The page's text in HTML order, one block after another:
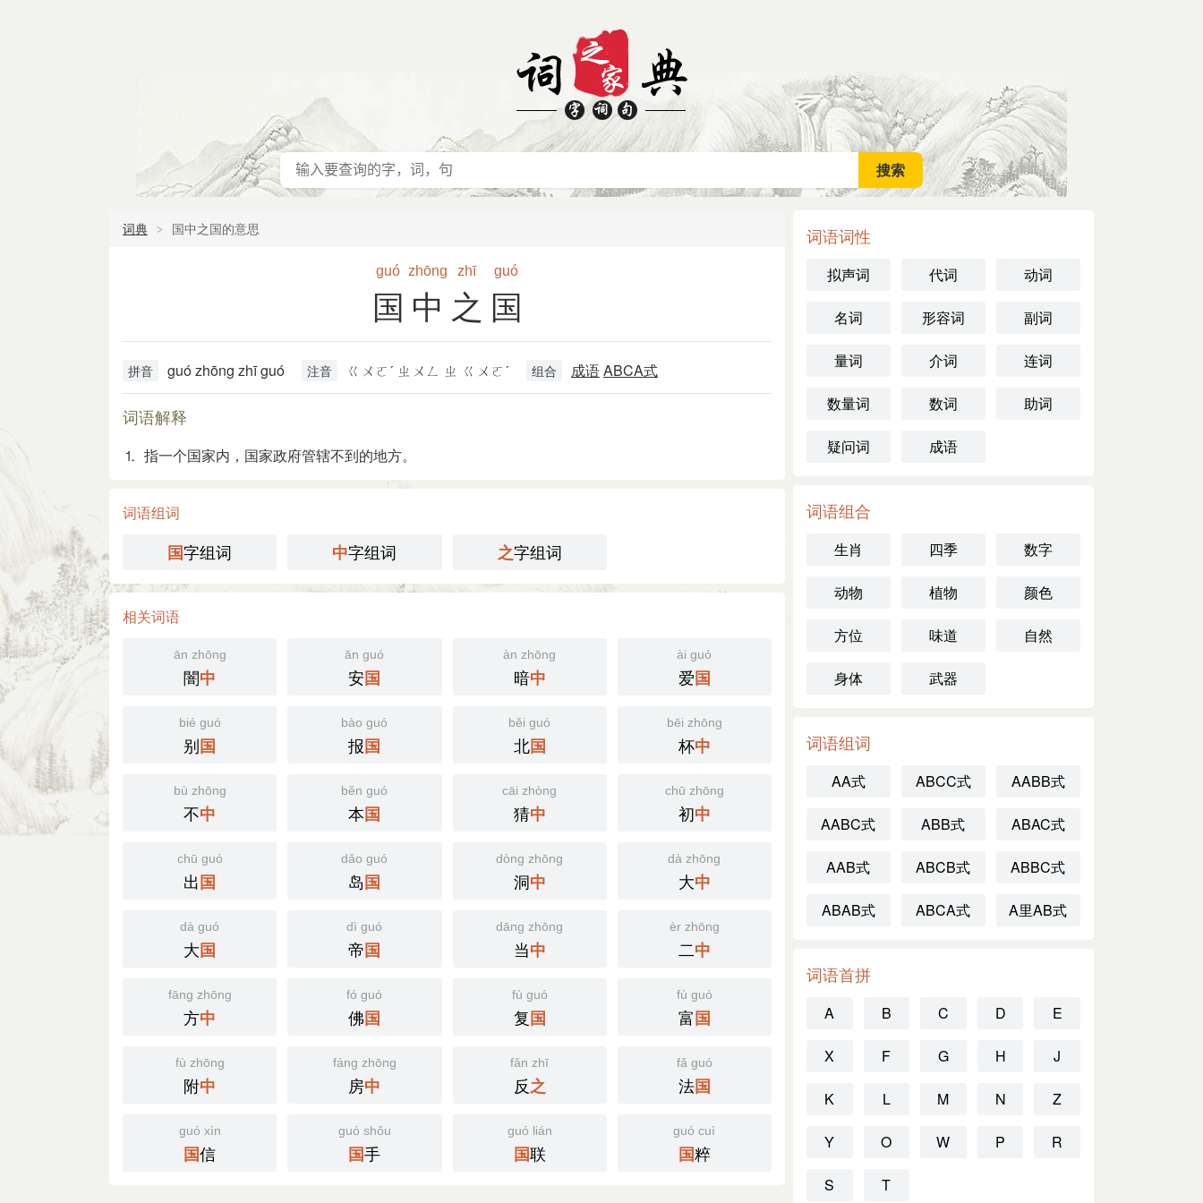
词典 国中之国的意思
guó zhōng zhī guó
国中之国
拼音 guó zhōng zhī guó 注音 ㄍㄨㄛˊ ㄓㄨㄥ ㄓ ㄍㄨㄛˊ 组合 成语ABCA式
词语解释
⒈ 指一个国家内，国家政府管辖不到的地方。
词语组词
国字组词 中字组词 之字组词
相关词语
ān zhōng
闇中
ān guó
安国
àn zhōng
暗中
ài guó
爱国
bié guó
别国
bào guó
报国
běi guó
北国
bēi zhōng
杯中
bù zhōng
不中
běn guó
本国
cāi zhòng
猜中
chū zhōng
初中
chū guó
出国
dǎo guó
岛国
dòng zhōng
洞中
dà zhōng
大中
dà guó
大国
dì guó
帝国
dāng zhōng
当中
èr zhōng
二中
fāng zhōng
方中
fó guó
佛国
fù guó
复国
fù guó
富国
fù zhōng
附中
fáng zhōng
房中
fǎn zhī
反之
fǎ guó
法国
guó xìn
国信
guó shǒu
国手
guó lián
国联
guó cuì
国粹
词语词性
拟声词 代词 动词
名词 形容词 副词
量词 介词 连词
数量词 数词 助词
疑问词 成语
词语组合
生肖 四季 数字
动物 植物 颜色
方位 味道 自然
身体 武器
词语组词
AA式 ABCC式 AABB式
AABC式 ABB式 ABAC式
AAB式 ABCB式 ABBC式
ABAB式 ABCA式 A里AB式
词语首拼
A B C D E
X F G H J
K L M N Z
Y O W P R
S T